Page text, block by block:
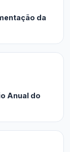
da
Anual do